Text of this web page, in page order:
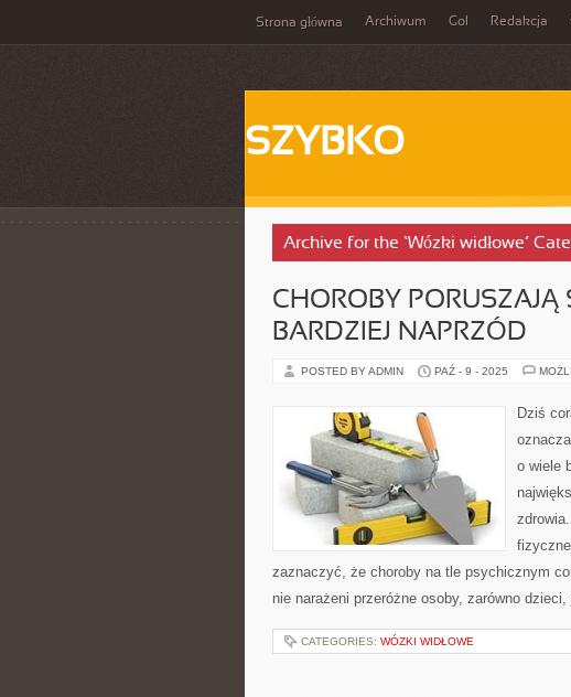
Strona główna Archiwum Gol Redakcja
SZYBKO
Archive for the ‘Wózki widłowe’
CHOROBY PORUSZAJĄ
BARDZIEJ NAPRZÓD
POSTED BY ADMIN PAŹ - 9 - 2025
Dziś
o wiele
zaznaczyć, że choroby na tle psychicznym
nie narażeni przeróżne osoby, zarówno
CATEGORIES: WÓZKI WIDŁOWE